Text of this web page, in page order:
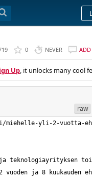
0 NEVER
Up, it unlocks many cool
raw
miehelle-yli-2-vuotta-
teknologiayrityksen
ja 8 kuukauden